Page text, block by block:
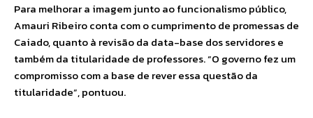
Para melhorar a imagem junto ao funcionalismo público,
Amauri Ribeiro conta com o cumprimento de promessas de
Caiado, quanto à revisão da data-base dos servidores e
também da titularidade de professores. “O governo fez um
compromisso com a base de rever essa questão da
titularidade”, pontuou.